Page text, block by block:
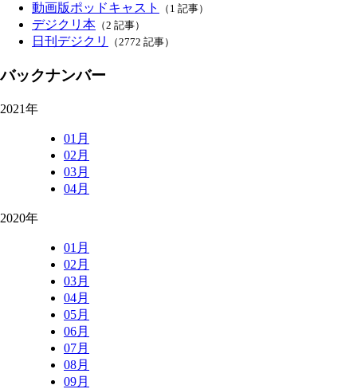
動画版ポッドキャスト （1 記事）
デジクリ本 （2 記事）
日刊デジクリ （2772 記事）
バックナンバー
2021年
01月
02月
03月
04月
2020年
01月
02月
03月
04月
05月
06月
07月
08月
09月